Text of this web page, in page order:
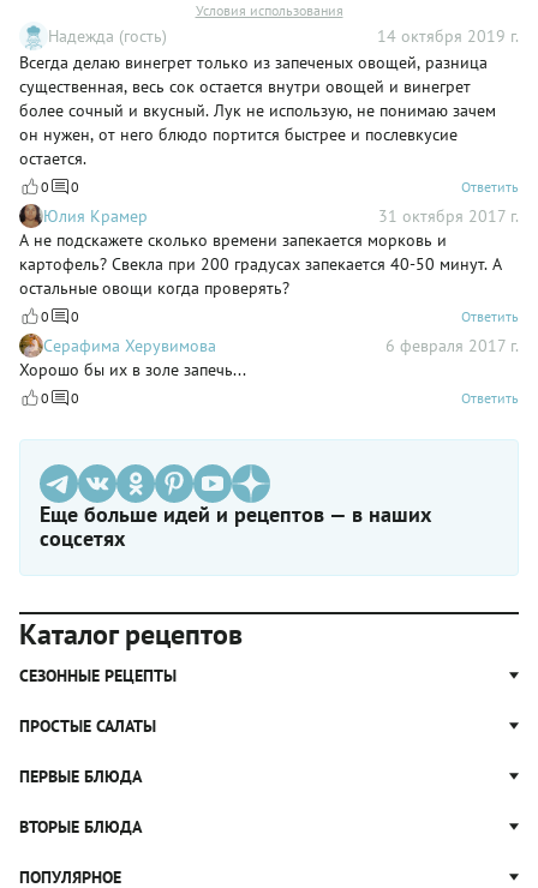
Условия использования
Надежда (гость)
14 октября 2019 г.
Всегда делаю винегрет только из запеченых овощей, разница
существенная, весь сок остается внутри овощей и винегрет
более сочный и вкусный. Лук не использую, не понимаю зачем
он нужен, от него блюдо портится быстрее и послевкусие
остается.
0 0 Ответить
Юлия Крамер
31 октября 2017 г.
А не подскажете сколько времени запекается морковь и
картофель? Свекла при 200 градусах запекается 40-50 минут. А
остальные овощи когда проверять?
0 0 Ответить
Серафима Херувимова
6 февраля 2017 г.
Хорошо бы их в золе запечь...
0 0 Ответить
Еще больше идей и рецептов — в наших
соцсетях
Каталог рецептов
СЕЗОННЫЕ РЕЦЕПТЫ
Рецепты из капусты
Рецепты с грибами
Яблочные пироги
ПРОСТЫЕ САЛАТЫ
Простые салаты
Салат Цезарь
Салат Нисуаз
ПЕРВЫЕ БЛЮДА
Щи
ВТОРЫЕ БЛЮДА
Котлеты
ПОПУЛЯРНОЕ